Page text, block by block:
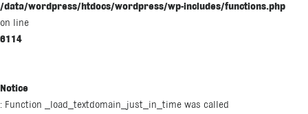
/data/wordpress/htdocs/wordpress/wp-includes/functions.php
on line
6114
Notice
: Function _load_textdomain_just_in_time was called